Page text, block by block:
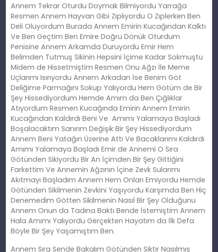
Annem Tekrar Oturdu Doymak Bilmiyordu Yarrağa
Resmen Annem Hayvan Gibi Zıplıyordu O Zıplerken Ben
Deli Oluyordum Burada Annem Emirin Kucağından Kalktı
Ve Ben Geçtim Ben Emire Doğru Dönük Oturdum
Penisine Annem Arkamda Duruyordu Emir Hem
Belimden Tutmuş Sikinin Hepsini İçime Kadar Sokmuştu
Midem de Hissetmiştim Resmen Onu Ağzı İle Meme
Uçlarımı Isırıyordu Annem Arkadan İse Benim Göt
Deliğime Parmağını Sokup Yalıyordu Hem Götüm de Bir
Şey Hissediyordum Hemde Amım da Ben Çığlıklar
Atıyordum Resmen Kucağında Emirin Annem Emirin
Kucağından Kaldırdı Beni Ve Amımı Yalamaya Başladı
Boşalacaktım Sanırım Değişik Bir Şey Hissediyordum
Annem Beni Yatağın Üzerine Attı Ve Bacaklarımı Kaldırdı
Amımı Yalamaya Başladı Emir de Annemi O Sıra
Götünden Sikiyordu Bir An İçimden Bir Şey Gittiğini
Farkettim Ve Annemin Ağzının İçine Zevk Sularımı
Akıtmayı Başladım Annem Hem Onları Emiyordu Hemde
Götünden Sikilmenin Zevkini Yaşıyordu Karşımda Ben Hiç
Denemedim Götten Sikilmenin Nasıl Bir Şey Olduğunu
Annem Onun da Tadına Baktı Bende İstemiştim Annem
Hala Amımı Yalıyordu Gerçekten Hayatım da İlk Defa
Böyle Bir Şey Yaşamıştım Ben.
Annem Sıra Sende Bakalım Götünden Siktir Nasılmış